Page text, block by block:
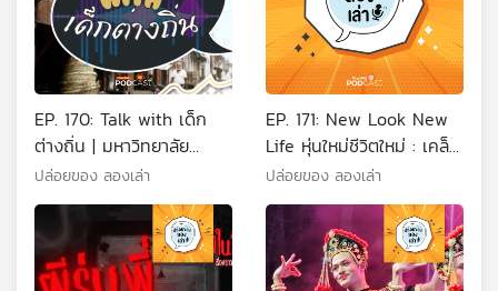
EP. 170: Talk with เด็ก
ต่างถิ่น | มหาวิทยาลัย
สงขลานครินทร์ (วิทยาเขต
ปัตตานี)
ปล่อยของ ลองเล่า
EP. 171: New Look New
Life หุ่นใหม่ชีวิตใหม่ : เคล็ด
ไม่ลับของคีโต |
มหาวิทยาลัยทักษิณ
ปล่อยของ ลองเล่า